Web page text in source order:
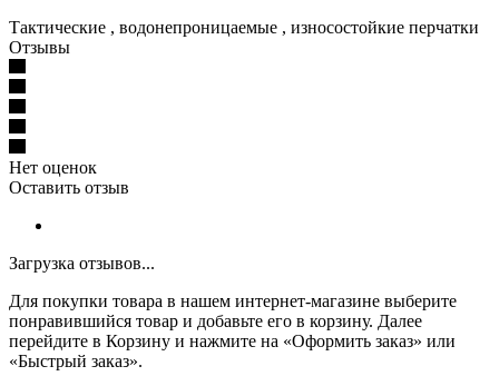
Тактические , водонепроницаемые , износостойкие перчатки
Отзывы
Нет оценок
Оставить отзыв
Загрузка отзывов...
Для покупки товара в нашем интернет-магазине выберите
понравившийся товар и добавьте его в корзину. Далее
перейдите в Корзину и нажмите на «Оформить заказ» или
«Быстрый заказ».